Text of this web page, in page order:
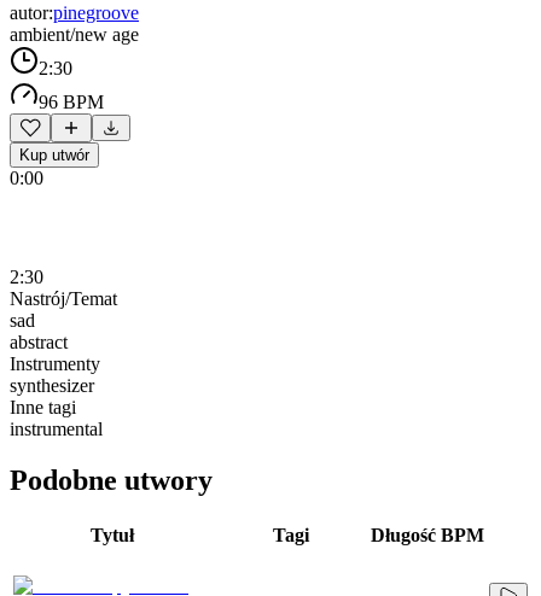
autor:pinegroove
ambient/new age
2:30
96 BPM
Kup utwór
0:00
2:30
Nastrój/Temat
sad
abstract
Instrumenty
synthesizer
Inne tagi
instrumental
Podobne utwory
Tytuł Tagi Długość BPM